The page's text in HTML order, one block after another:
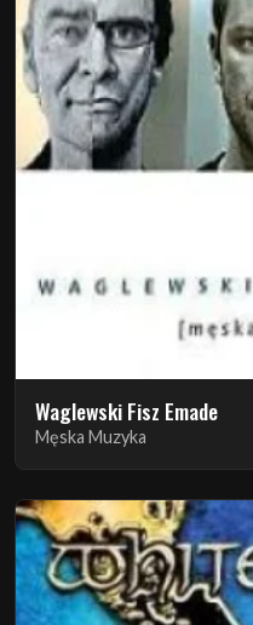
Waglewski Fisz Emade
Męska Muzyka